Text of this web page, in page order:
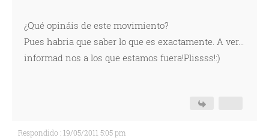
¿Qué opináis de este movimiento?
Pues habria que saber lo que es exactamente. A ver...
informad nos a los que estamos fuera!Plissss!:)
Respondido : 19/05/2011 5:05 pm